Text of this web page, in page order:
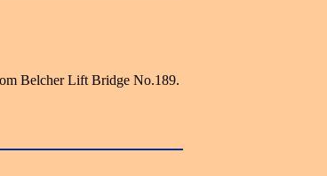
Belcher Lift Bridge No.189.